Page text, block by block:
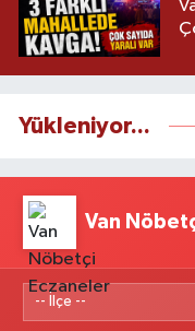
Yükleniyor...
Van